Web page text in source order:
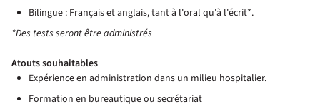
Bilingue : Français et anglais, tant à l'oral qu'à l'écrit*.
*Des tests seront être administrés
Atouts souhaitables
Expérience en administration dans un milieu hospitalier.
Formation en bureautique ou secrétariat